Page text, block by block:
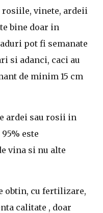
rosiile, vinete, ardeii
bine doar in
pot fi semanate
si adanci, caci au
de minim 15 cm
ardei sau rosii in
este
vina si nu alte
obtin, cu fertilizare,
calitate , doar